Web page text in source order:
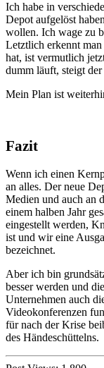
Ich habe in
Depot aufgelöst
wollen. Ich wage zu
Letztlich erkennt
hat, ist vermutlich
dumm läuft, steigt
Mein Plan ist
Fazit
Wenn ich einen
an alles. Der neue
Medien und auch an
einem halben Jahr
eingestellt werden,
ist und wir eine
bezeichnet.
Aber ich bin
besser werden und
Unternehmen auch
Videokonferenzen
für nach der Krise
des Händeschüttelns.